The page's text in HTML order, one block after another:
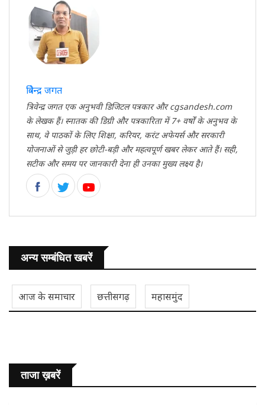
त्रिवेन्द्र जगत
त्रिवेन्द्र जगत एक अनुभवी डिजिटल पत्रकार और cgsandesh.com
के लेखक हैं। स्नातक की डिग्री और पत्रकारिता में 7+ वर्षों के अनुभव के
साथ, वे पाठकों के लिए शिक्षा, करियर, करंट अफेयर्स और सरकारी
योजनाओं से जुड़ी हर छोटी-बड़ी और महत्वपूर्ण खबर लेकर आते हैं। सही,
सटीक और समय पर जानकारी देना ही उनका मुख्य लक्ष्य है।
अन्य सम्बंधित खबरें
आज के समाचार छत्तीसगढ़ महासमुंद
ताजा ख़बरें